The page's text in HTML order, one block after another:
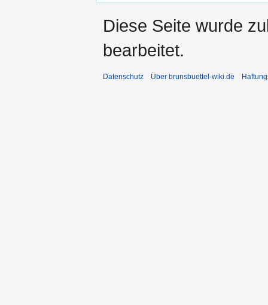
Diese Seite wurde
bearbeitet.
Datenschutz Über brunsbuettel-wiki.de